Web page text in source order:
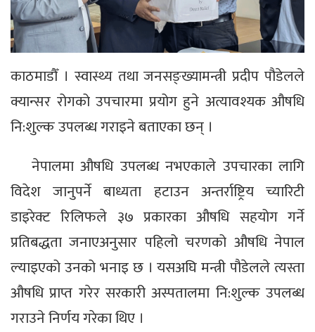
काठमाडौँ । स्वास्थ्य तथा जनसङ्ख्यामन्त्री प्रदीप पौडेलले
क्यान्सर रोगको उपचारमा प्रयोग हुने अत्यावश्यक औषधि
नि:शुल्क उपलब्ध गराइने बताएका छन् ।
नेपालमा औषधि उपलब्ध नभएकाले उपचारका लागि
विदेश जानुपर्ने बाध्यता हटाउन अन्तर्राष्ट्रिय च्यारिटी
डाइरेक्ट रिलिफले ३७ प्रकारका औषधि सहयोग गर्ने
प्रतिबद्धता जनाएअनुसार पहिलो चरणको औषधि नेपाल
ल्याइएको उनको भनाइ छ । यसअघि मन्त्री पौडेलले त्यस्ता
औषधि प्राप्त गरेर सरकारी अस्पतालमा नि:शुल्क उपलब्ध
गराउने निर्णय गरेका थिए ।